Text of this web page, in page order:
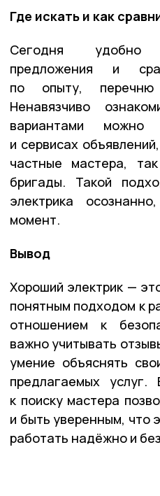
Где искать и как
Сегодня удобно
предложения и
по опыту,
Ненавязчиво
вариантами можно
и сервисах
частные мастера,
бригады. Такой
электрика
момент.
Вывод
Хороший электрик —
понятным подходом к
отношением к
важно учитывать
умение объяснять
предлагаемых услуг.
к поиску мастера
и быть уверенным, что
работать надёжно и